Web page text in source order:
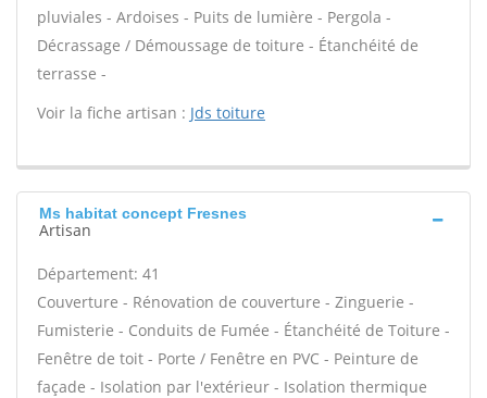
pluviales - Ardoises - Puits de lumière - Pergola -
Décrassage / Démoussage de toiture - Étanchéité de
terrasse -
Voir la fiche artisan : Jds toiture
Ms habitat concept Fresnes
Artisan
Département: 41
Couverture - Rénovation de couverture - Zinguerie -
Fumisterie - Conduits de Fumée - Étanchéité de Toiture -
Fenêtre de toit - Porte / Fenêtre en PVC - Peinture de
façade - Isolation par l'extérieur - Isolation thermique